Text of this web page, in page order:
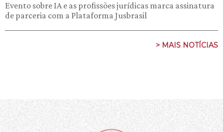
Evento sobre IA e as profissões jurídicas marca assinatura
de parceria com a Plataforma Jusbrasil
> MAIS NOTÍCIAS